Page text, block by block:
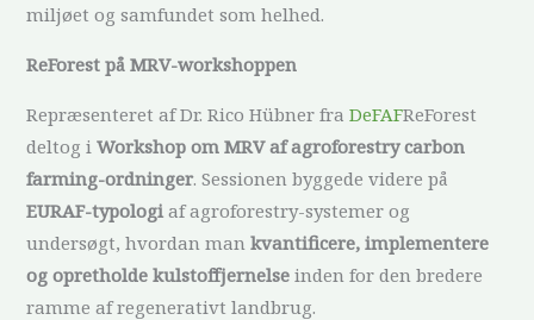
miljøet og samfundet som helhed.
ReForest på MRV-workshoppen
Repræsenteret af Dr. Rico Hübner fraDeFAFReForest
deltog iWorkshop om MRV af agroforestry carbon
farming-ordninger. Sessionen byggede videre på
EURAF-typologi af agroforestry-systemer og
undersøgt, hvordan mankvantificere, implementere
og opretholde kulstoffjernelse inden for den bredere
ramme af regenerativt landbrug.